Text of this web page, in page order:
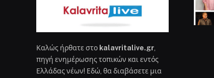
Καλώς ήρθατε στο kalavritalive.gr,
πηγή ενημέρωσης τοπικών και εντός
Ελλάδας νέων! Εδώ, θα διαβάσετε μια